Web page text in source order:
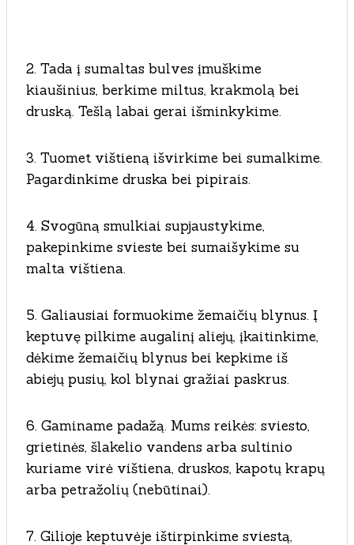
2. Tada į sumaltas bulves įmuškime
kiaušinius, berkime miltus, krakmolą bei
druską. Tešlą labai gerai išminkykime.
3. Tuomet vištieną išvirkime bei sumalkime.
Pagardinkime druska bei pipirais.
4. Svogūną smulkiai supjaustykime,
pakepinkime svieste bei sumaišykime su
malta vištiena.
5. Galiausiai formuokime žemaičių blynus. Į
keptuvę pilkime augalinį aliejų, įkaitinkime,
dėkime žemaičių blynus bei kepkime iš
abiejų pusių, kol blynai gražiai paskrus.
6. Gaminame padažą. Mums reikės: sviesto,
grietinės, šlakelio vandens arba sultinio
kuriame virė vištiena, druskos, kapotų krapų
arba petražolių (nebūtinai).
7. Gilioje keptuvėje ištirpinkime sviestą,